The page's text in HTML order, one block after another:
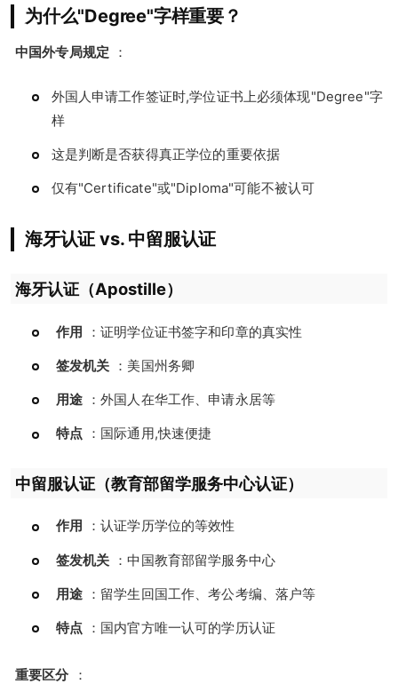
为什么"Degree"字样重要？
中国外专局规定 ：
外国人申请工作签证时,学位证书上必须体现"Degree"字
样
这是判断是否获得真正学位的重要依据
仅有"Certificate"或"Diploma"可能不被认可
海牙认证 vs. 中留服认证
海牙认证（Apostille）
作用 ：证明学位证书签字和印章的真实性
签发机关 ：美国州务卿
用途 ：外国人在华工作、申请永居等
特点 ：国际通用,快速便捷
中留服认证（教育部留学服务中心认证）
作用 ：认证学历学位的等效性
签发机关 ：中国教育部留学服务中心
用途 ：留学生回国工作、考公考编、落户等
特点 ：国内官方唯一认可的学历认证
重要区分 ：